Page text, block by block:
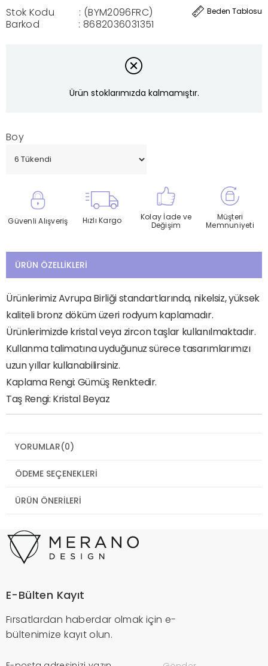
Beden Tablosu
Stok Kodu
(BYM2096FRC)
Barkod
: 8682036031351
Ürün stoklarımızda kalmamıştır.
Boy
Güvenli Alışveriş Hızlı Kargo
Kolay İade ve
Değişim
Müşteri
Memnuniyeti
ÜRÜN ÖZELLIKLERI
Ürünlerimiz Avrupa Birliği standartlarında, nikelsiz, yüksek
kaliteli bronz döküm üzeri rodyum kaplamadır.
Ürünlerimizde kristal veya zircon taşlar kullanılmaktadır.
Kullanma talimatına uyduğunuz sürece tasarımlarımızı
uzun yıllar kullanabilirsiniz.
Kaplama Rengi: Gümüş Renktedir.
Taş Rengi: Kristal Beyaz
YORUMLAR(0)
ÖDEME SEÇENEKLERI
ÜRÜN ÖNERILERI
E-Bülten Kayıt
Fırsatlardan haberdar olmak için e-
bültenimize kayıt olun.